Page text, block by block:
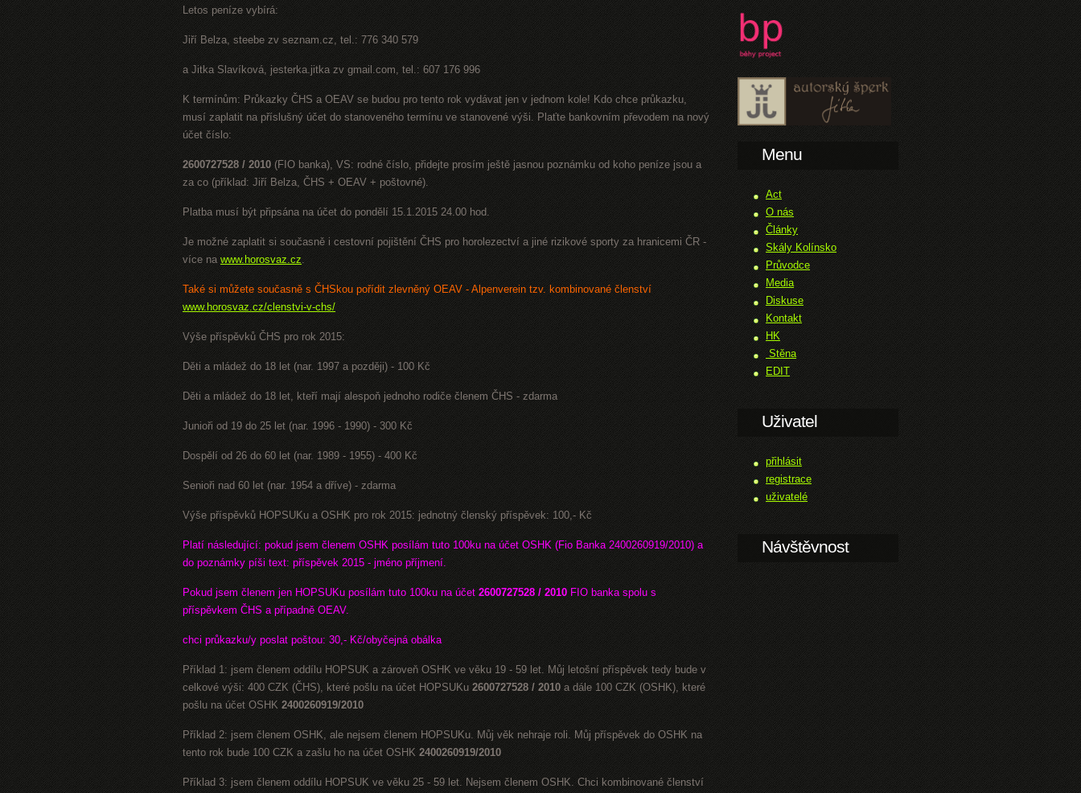
Letos peníze vybírá:
Jiří Belza, steebe zv seznam.cz, tel.: 776 340 579
a Jitka Slavíková, jesterka.jitka zv gmail.com, tel.: 607 176 996
K termínům: Průkazky ČHS a OEAV se budou pro tento rok vydávat jen v jednom kole! Kdo chce průkazku,
musí zaplatit na příslušný účet do stanoveného termínu ve stanovené výši. Plaťte bankovním převodem na nový
účet číslo:
2600727528 / 2010 (FIO banka), VS: rodné číslo, přidejte prosím ještě jasnou poznámku od koho peníze jsou a
za co (příklad: Jiří Belza, ČHS + OEAV + poštovné).
Platba musí být připsána na účet do pondělí 15.1.2015 24.00 hod.
Je možné zaplatit si současně i cestovní pojištění ČHS pro horolezectví a jiné rizikové sporty za hranicemi ČR -
více na www.horosvaz.cz.
Také si můžete současně s ČHSkou pořídit zlevněný OEAV - Alpenverein tzv. kombinované členství
www.horosvaz.cz/clenstvi-v-chs/
Výše příspěvků ČHS pro rok 2015:
Děti a mládež do 18 let (nar. 1997 a později) - 100 Kč
Děti a mládež do 18 let, kteří mají alespoň jednoho rodiče členem ČHS - zdarma
Junioři od 19 do 25 let (nar. 1996 - 1990) - 300 Kč
Dospělí od 26 do 60 let (nar. 1989 - 1955) - 400 Kč
Senioři nad 60 let (nar. 1954 a dříve) - zdarma
Výše příspěvků HOPSUKu a OSHK pro rok 2015: jednotný členský příspěvek: 100,- Kč
Platí následující: pokud jsem členem OSHK posílám tuto 100ku na účet OSHK (Fio Banka 2400260919/2010) a
do poznámky píši text: příspěvek 2015 - jméno příjmení.
Pokud jsem členem jen HOPSUKu posílám tuto 100ku na účet 2600727528 / 2010 FIO bankaspolu s
příspěvkem ČHS a případně OEAV.
chci průkazku/y poslat poštou: 30,- Kč/obyčejná obálka
Příklad 1: jsem členem oddílu HOPSUK a zároveň OSHK ve věku 19 - 59 let. Můj letošní příspěvek tedy bude v
celkové výši: 400 CZK (ČHS), které pošlu na účet HOPSUKu 2600727528 / 2010 a dále 100 CZK (OSHK), které
pošlu na účet OSHK 2400260919/2010
Příklad 2: jsem členem OSHK, ale nejsem členem HOPSUKu. Můj věk nehraje roli. Můj příspěvek do OSHK na
tento rok bude 100 CZK a zašlu ho na účet OSHK 2400260919/2010
Příklad 3: jsem členem oddílu HOPSUK ve věku 25 - 59 let. Nejsem členem OSHK. Chci kombinované členství
Menu
Act
O nás
Články
Skály Kolínsko
Průvodce
Media
Diskuse
Kontakt
HK
Stěna
EDIT
Uživatel
přihlásit
registrace
uživatelé
Návštěvnost